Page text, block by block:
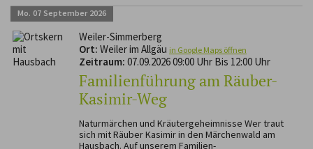
Mo. 07 September 2026
Weiler-Simmerberg
Ort: Weiler im Allgäu in Google Maps öffnen
Zeitraum: 07.09.2026 09:00 Uhr Bis 12:00 Uhr
Familienführung am Räuber-
Kasimir-Weg
Naturmärchen und Kräutergeheimnisse Wer traut
sich mit Räuber Kasimir in den Märchenwald am
Hausbach. Auf unserem Familien-